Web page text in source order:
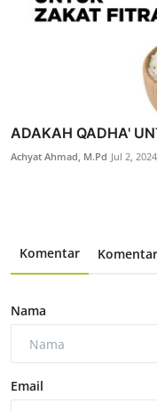
ADAKAH QADHA'
Achyat Ahmad, M.Pd Jul 2, 2024
Komentar
Nama
Email